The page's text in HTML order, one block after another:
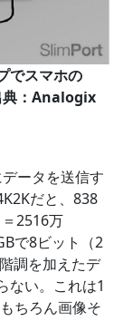
スマホの
典：Analogix
ータを送信す
だと、838
2516万
で8ビット（2
調を加えたデ
ない。これは1
ちろん画像そ